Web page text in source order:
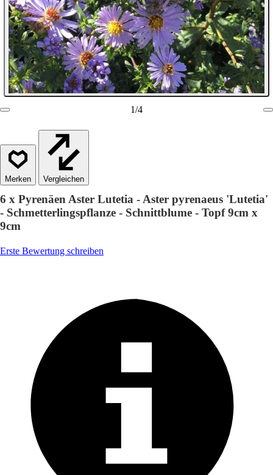
1/4
Vergleichen
6 x Pyrenäen Aster Lutetia - Aster pyrenaeus 'Lutetia'
- Schmetterlingspflanze - Schnittblume - Topf 9cm x
9cm
Erste Bewertung schreiben